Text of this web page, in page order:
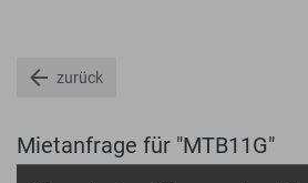
zurück
Mietanfrage für "MTB11G"